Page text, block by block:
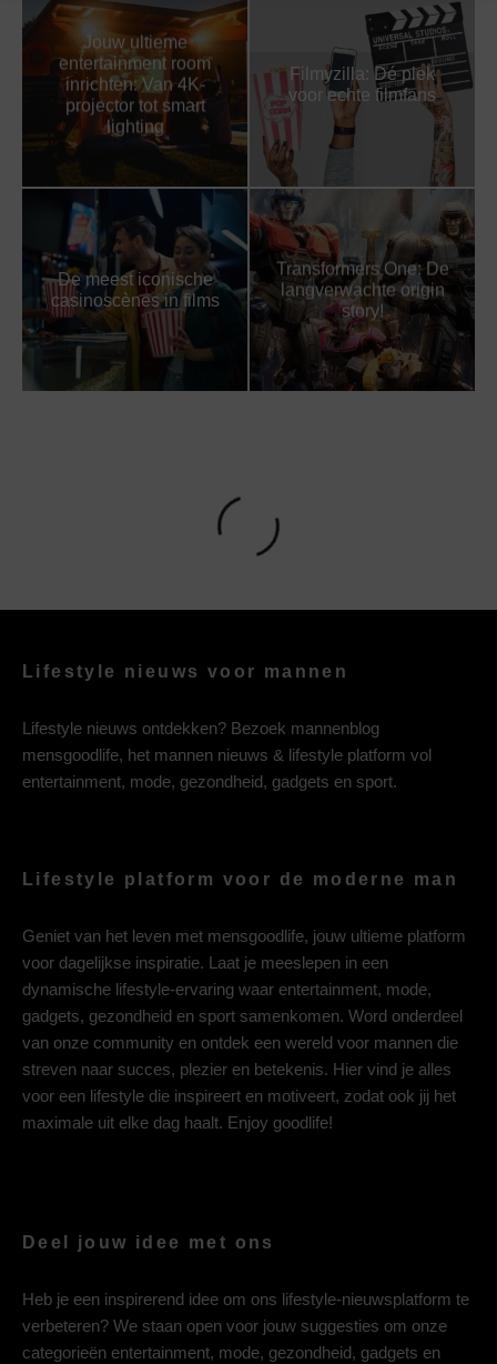
Jouw ultieme
entertainment room
inrichten: Van 4K-
projector tot smart
lighting
Filmyzilla: Dé plek
voor echte filmfans
De meest iconische
casinoscènes in films
Transformers One: De
langverwachte origin
story!
Lifestyle nieuws voor mannen
Lifestyle nieuws ontdekken? Bezoek mannenblog
mensgoodlife, het mannen nieuws & lifestyle platform vol
entertainment, mode, gezondheid, gadgets en sport.
Lifestyle platform voor de moderne man
Geniet van het leven met mensgoodlife, jouw ultieme platform
voor dagelijkse inspiratie. Laat je meeslepen in een
dynamische lifestyle-ervaring waar entertainment, mode,
gadgets, gezondheid en sport samenkomen. Word onderdeel
van onze community en ontdek een wereld voor mannen die
streven naar succes, plezier en betekenis. Hier vind je alles
voor een lifestyle die inspireert en motiveert, zodat ook jij het
maximale uit elke dag haalt. Enjoy goodlife!
Deel jouw idee met ons
Heb je een inspirerend idee om ons lifestyle-nieuwsplatform te
verbeteren? We staan open voor jouw suggesties om onze
categorieën entertainment, mode, gezondheid, gadgets en